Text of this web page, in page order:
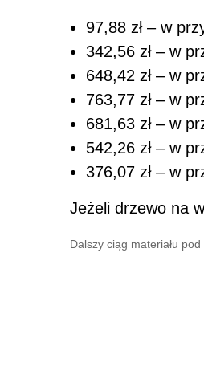
97,88 zł – w
342,56 zł – w
648,42 zł – w
763,77 zł – w
681,63 zł – w
542,26 zł – w
376,07 zł – w
Jeżeli drzewo na
Dalszy ciąg materiału